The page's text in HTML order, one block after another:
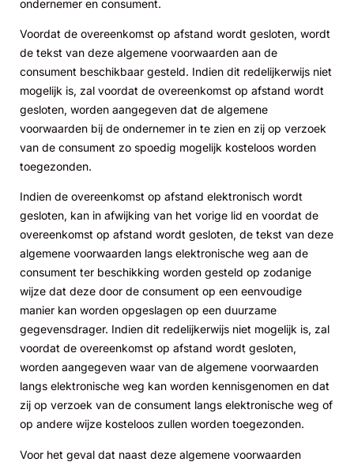
ondernemer en consument.
Voordat de overeenkomst op afstand wordt gesloten, wordt
de tekst van deze algemene voorwaarden aan de
consument beschikbaar gesteld. Indien dit redelijkerwijs niet
mogelijk is, zal voordat de overeenkomst op afstand wordt
gesloten, worden aangegeven dat de algemene
voorwaarden bij de ondernemer in te zien en zij op verzoek
van de consument zo spoedig mogelijk kosteloos worden
toegezonden.
Indien de overeenkomst op afstand elektronisch wordt
gesloten, kan in afwijking van het vorige lid en voordat de
overeenkomst op afstand wordt gesloten, de tekst van deze
algemene voorwaarden langs elektronische weg aan de
consument ter beschikking worden gesteld op zodanige
wijze dat deze door de consument op een eenvoudige
manier kan worden opgeslagen op een duurzame
gegevensdrager. Indien dit redelijkerwijs niet mogelijk is, zal
voordat de overeenkomst op afstand wordt gesloten,
worden aangegeven waar van de algemene voorwaarden
langs elektronische weg kan worden kennisgenomen en dat
zij op verzoek van de consument langs elektronische weg of
op andere wijze kosteloos zullen worden toegezonden.
Voor het geval dat naast deze algemene voorwaarden